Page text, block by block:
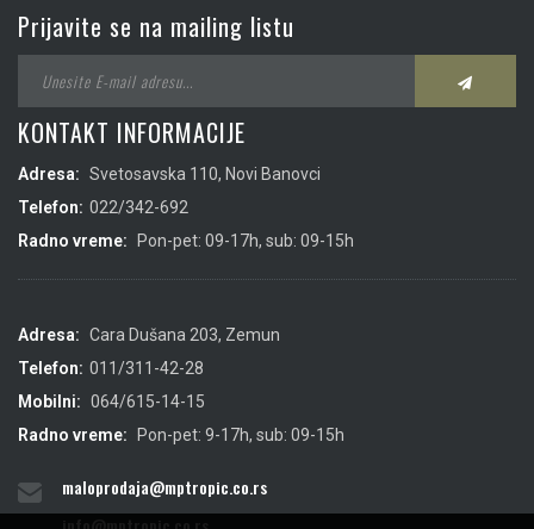
Prijavite se na mailing listu
KONTAKT INFORMACIJE
Adresa: Svetosavska 110, Novi Banovci
Telefon: 022/342-692
Radno vreme:
Pon-pet: 09-17h, sub: 09-15h
Adresa: Cara Dušana 203, Zemun
Telefon: 011/311-42-28
Mobilni: 064/615-14-15
Radno vreme:
Pon-pet: 9-17h, sub: 09-15h
maloprodaja@mptropic.co.rs